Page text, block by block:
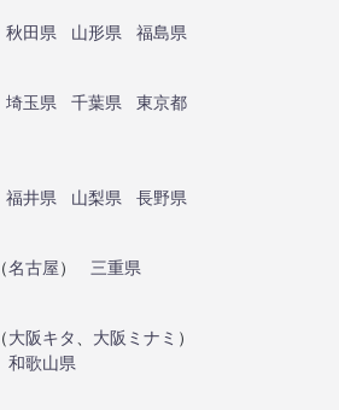
秋田県 山形県
福島県
埼玉県 千葉県
東京都
福井県 山梨県
長野県
（名古屋）
三重県
（大阪キタ 大阪ミナミ ）
和歌山県